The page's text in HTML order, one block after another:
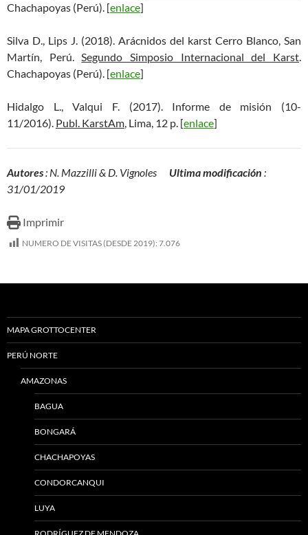
Chachapoyas (Perú). [enlace]
Silva D., Lips J. (2018). Arácnidos del karst Cerro Blanco, San
Martín, Perú.Segundo Simposio Internacional del Karst.
Chachapoyas (Perú). [enlace]
Hidalgo L., Valqui F. (2017). Informe de misión (10-
11/2016). Publ. KarstAm, Lima, 12 p. [enlace]
Autores: N. Mazzilli & D. Vignoles Ultima modificación :
31/01/2019
Imprimir
NUMERO DE VISITAS (DESDE 2019): 7.076
MAPA GROTTOCENTER
PERÚ NORTE
AMAZONAS
BAGUA
BONGARÁ
CHACHAPOYAS
CONDORCANQUI
LUYA